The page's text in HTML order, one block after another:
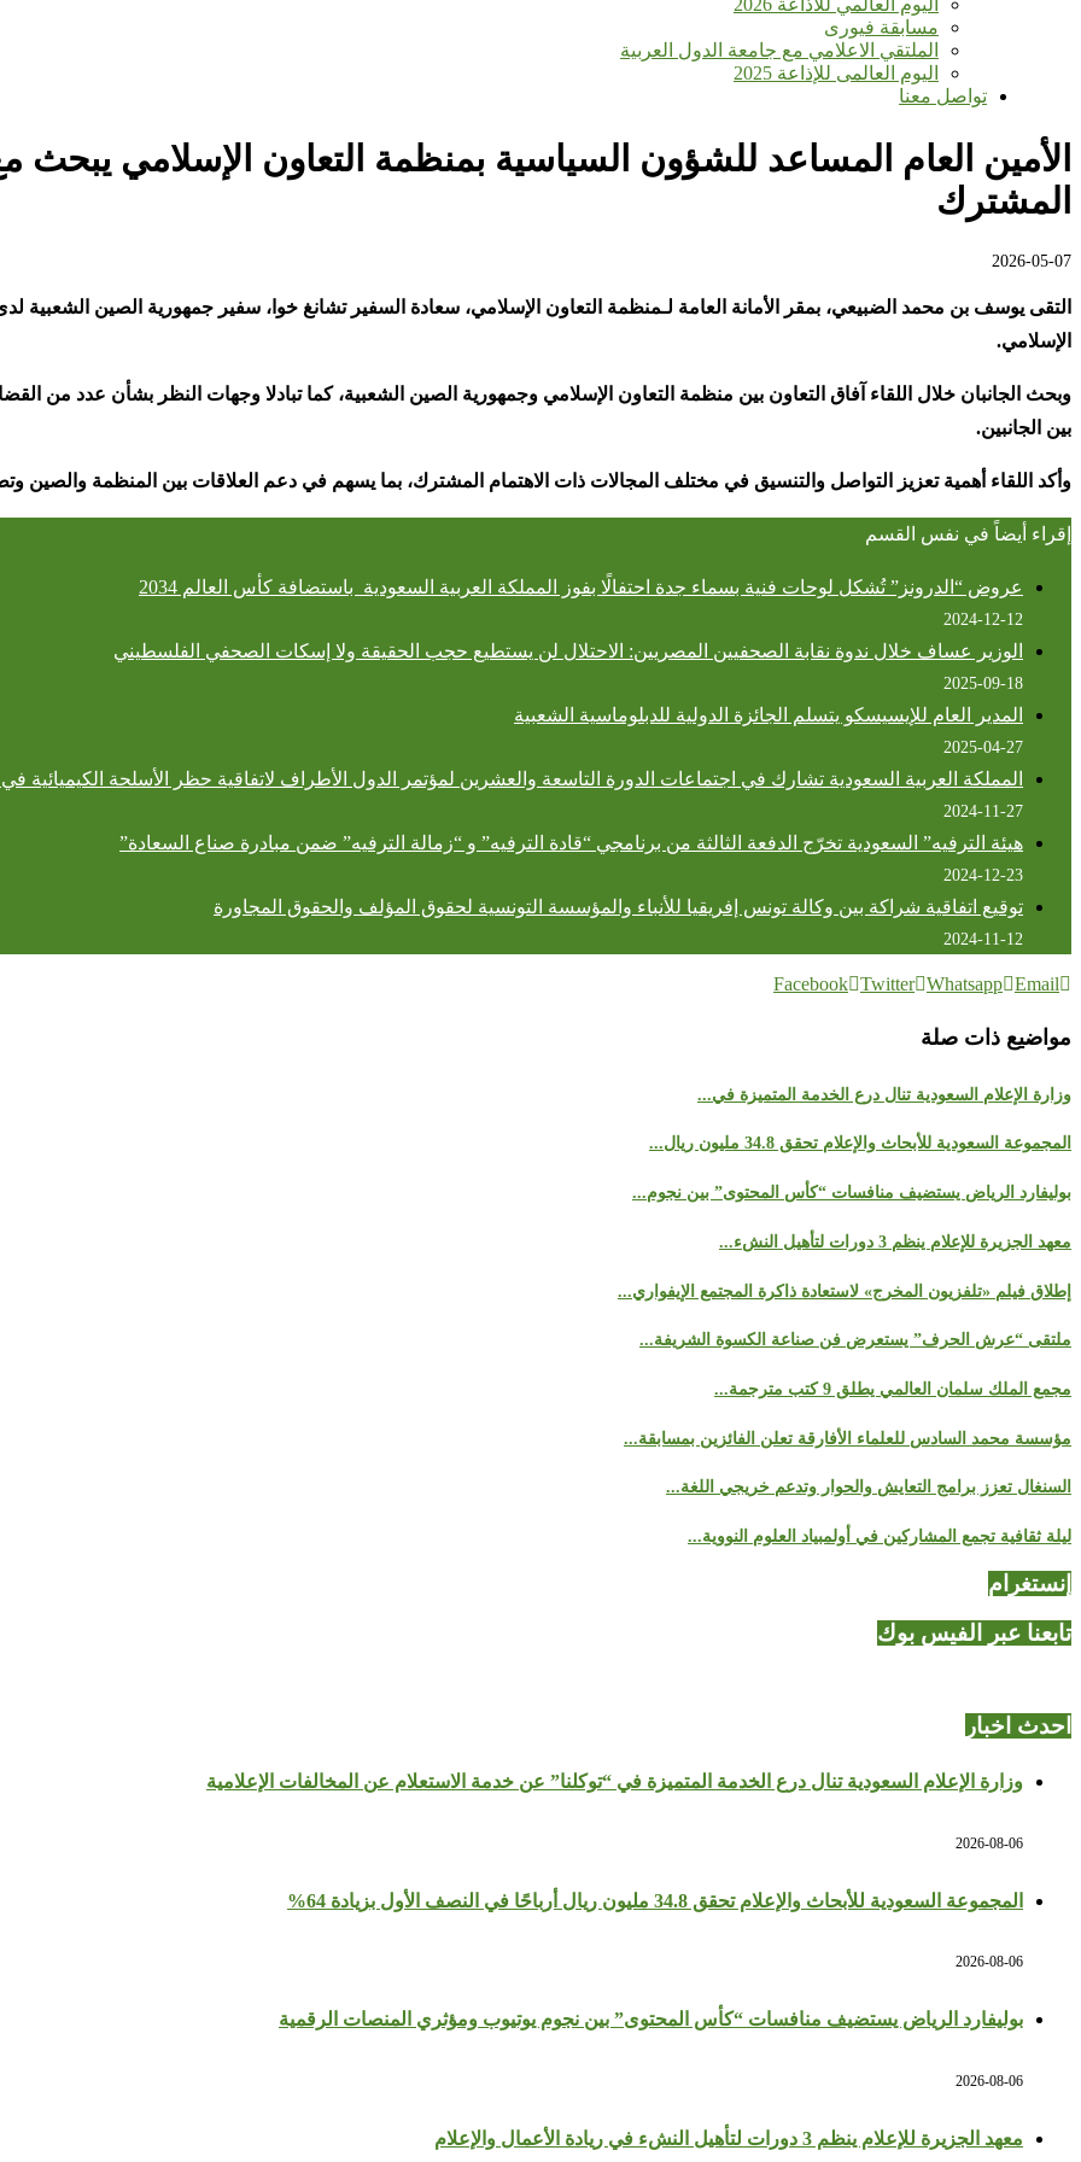
اليوم العالمي للأذاعة 2026
مسابقة فيورى
الملتقي الاعلامي مع جامعة الدول العربية
اليوم العالمى للإذاعة 2025
تواصل معنا
الأمين العام المساعد للشؤون السياسية بمنظمة التعاون الإسلامي يبحث
المشترك
2026-05-07
التقى يوسف بن محمد الضبيعي، بمقر الأمانة العامة لـمنظمة التعاون الإسلامي، سعادة السفير تشانغ خوا، سفير جمهورية الصين الشعبية
الإسلامي.
وبحث الجانبان خلال اللقاء آفاق التعاون بين منظمة التعاون الإسلامي وجمهورية الصين الشعبية، كما تبادلا وجهات النظر بشأن عدد من
بين الجانبين.
وأكد اللقاء أهمية تعزيز التواصل والتنسيق في مختلف المجالات ذات الاهتمام المشترك، بما يسهم في دعم العلاقات بين المنظمة والصين
إقراء أيضاً في نفس القسم
عروض “الدرونز” تُشكل لوحات فنية بسماء جدة احتفالًا بفوز المملكة العربية السعودية باستضافة كأس العالم 2034
2024-12-12
الوزير عساف خلال ندوة نقابة الصحفيين المصريين: الاحتلال لن يستطيع حجب الحقيقة ولا إسكات الصحفي الفلسطيني
2025-09-18
المدير العام للإيسيسكو يتسلم الجائزة الدولية للدبلوماسية الشعبية
2025-04-27
المملكة العربية السعودية تشارك في اجتماعات الدورة التاسعة والعشرين لمؤتمر الدول الأطراف لاتفاقية حظر الأسلحة الكيميائية في
2024-11-27
هيئة الترفيه” السعودية تخرّج الدفعة الثالثة من برنامجي “قادة الترفيه” و “زمالة الترفيه” ضمن مبادرة صناع السعادة”
2024-12-23
توقيع اتفاقية شراكة بين وكالة تونس إفريقيا للأنباء والمؤسسة التونسية لحقوق المؤلف والحقوق المجاورة
2024-11-12
Facebook Twitter Whatsapp Email
مواضيع ذات صلة
وزارة الإعلام السعودية تنال درع الخدمة المتميزة في...
المجموعة السعودية للأبحاث والإعلام تحقق 34.8 مليون ريال...
بوليفارد الرياض يستضيف منافسات “كأس المحتوى” بين نجوم...
معهد الجزيرة للإعلام ينظم 3 دورات لتأهيل النشء...
إطلاق فيلم «تلفزيون المخرج» لاستعادة ذاكرة المجتمع الإيفواري...
ملتقى “عرش الحرف” يستعرض فن صناعة الكسوة الشريفة...
مجمع الملك سلمان العالمي يطلق 9 كتب مترجمة...
مؤسسة محمد السادس للعلماء الأفارقة تعلن الفائزين بمسابقة...
السنغال تعزز برامج التعايش والحوار وتدعم خريجي اللغة...
ليلة ثقافية تجمع المشاركين في أولمبياد العلوم النووية...
إنستغرام
تابعنا عبر الفيس بوك
احدث اخبار
وزارة الإعلام السعودية تنال درع الخدمة المتميزة في “توكلنا” عن خدمة الاستعلام عن المخالفات الإعلامية
2026-08-06
المجموعة السعودية للأبحاث والإعلام تحقق 34.8 مليون ريال أرباحًا في النصف الأول بزيادة 64%
2026-08-06
بوليفارد الرياض يستضيف منافسات “كأس المحتوى” بين نجوم يوتيوب ومؤثري المنصات الرقمية
2026-08-06
معهد الجزيرة للإعلام ينظم 3 دورات لتأهيل النشء في ريادة الأعمال والإعلام